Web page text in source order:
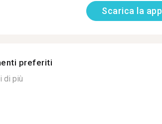
Scarica la app
preferiti
di più